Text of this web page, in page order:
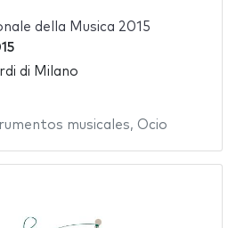
della Musica 2015
di Milano
musicales, Ocio